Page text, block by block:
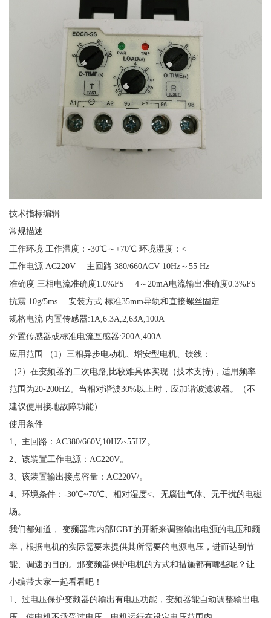
技术指标编辑
常规描述
工作环境 工作温度：-30℃～+70℃ 环境湿度：<
工作电源 AC220V 主回路 380/660ACV 10Hz～55 Hz
准确度 三相电流准确度1.0%FS 4～20mA电流输出准确度0.3%FS
抗震 10g/5ms 安装方式 标准35mm导轨和直接螺丝固定
规格电流 内置传感器:1A,6.3A,2,63A,100A
外置传感器或标准电流互感器:200A,400A
应用范围 （1）三相异步电动机、增安型电机、馈线：
（2）在变频器的二次电路,比较难具体实现（技术支持)，适用频率
范围为20-200HZ。当相对谐波30%以上时，应加谐波滤波器。（不
建议使用接地故障功能）
使用条件
1、主回路：AC380/660V,10HZ~55HZ。
2、该装置工作电源：AC220V。
3、该装置输出接点容量：AC220V/。
4、环境条件：-30℃~70℃、相对湿度<、无腐蚀气体、无干扰的电磁
场。
我们都知道， 变频器靠内部IGBT的开断来调整输出电源的电压和频
率，根据电机的实际需要来提供其所需要的电源电压，进而达到节
能、调速的目的。那变频器保护电机的方式和措施都有哪些呢？让
小编带大家一起看看吧！
1、过电压保护变频器的输出有电压功能，变频器能自动调整输出电